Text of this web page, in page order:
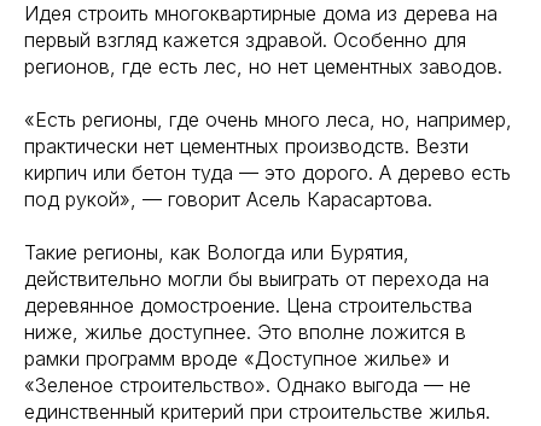
Идея строить многоквартирные дома из дерева на
первый взгляд кажется здравой. Особенно для
регионов, где есть лес, но нет цементных заводов.
«Есть регионы, где очень много леса, но, например,
практически нет цементных производств. Везти
кирпич или бетон туда — это дорого. А дерево есть
под рукой», — говорит Асель Карасартова.
Такие регионы, как Вологда или Бурятия,
действительно могли бы выиграть от перехода на
деревянное домостроение. Цена строительства
ниже, жилье доступнее. Это вполне ложится в
рамки программ вроде «Доступное жилье» и
«Зеленое строительство». Однако выгода — не
единственный критерий при строительстве жилья.